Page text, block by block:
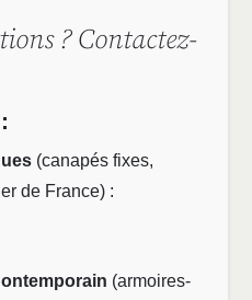
? Contactez-
(canapés fixes,
de France) :
(armoires-